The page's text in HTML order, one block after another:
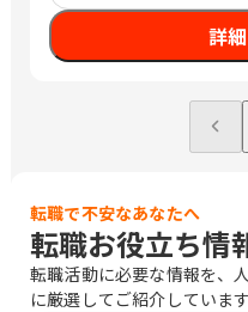
詳
転職で不安なあなたへ
転職お役立ち情
転職活動に必要な情報を、
に厳選してご紹介しています